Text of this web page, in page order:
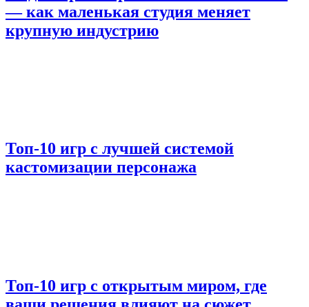
— как маленькая студия меняет
крупную индустрию
Топ-10 игр с лучшей системой
кастомизации персонажа
Топ-10 игр с открытым миром, где